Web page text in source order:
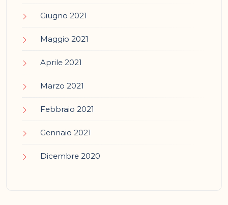
Giugno 2021
Maggio 2021
Aprile 2021
Marzo 2021
Febbraio 2021
Gennaio 2021
Dicembre 2020